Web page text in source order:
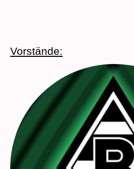
Vorstände: